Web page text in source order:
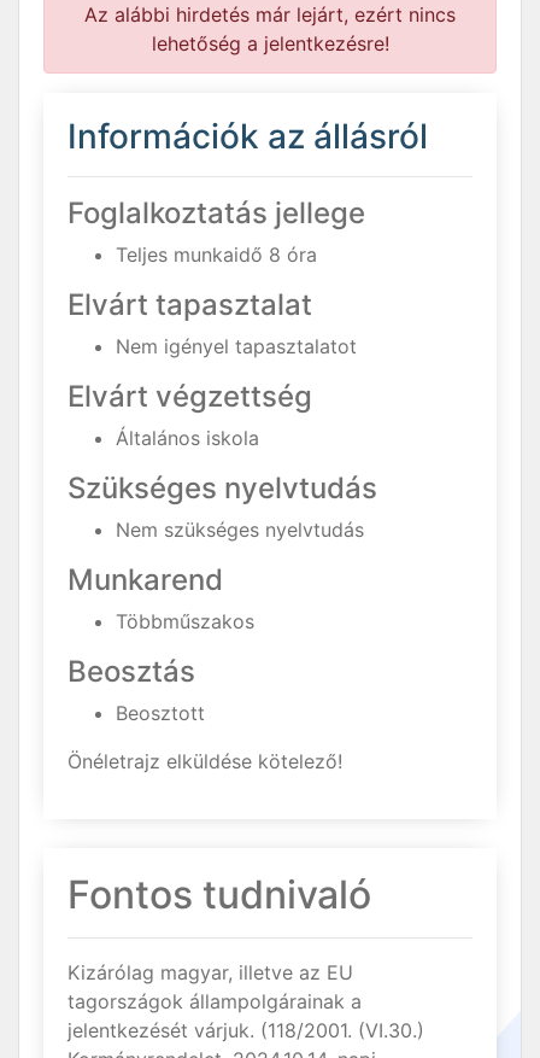
Az alábbi hirdetés már lejárt, ezért nincs
lehetőség a jelentkezésre!
Információk az állásról
Foglalkoztatás jellege
Teljes munkaidő 8 óra
Elvárt tapasztalat
Nem igényel tapasztalatot
Elvárt végzettség
Általános iskola
Szükséges nyelvtudás
Nem szükséges nyelvtudás
Munkarend
Többműszakos
Beosztás
Beosztott
Önéletrajz elküldése kötelező!
Fontos tudnivaló
Kizárólag magyar, illetve az EU
tagországok állampolgárainak a
jelentkezését várjuk. (118/2001. (VI.30.)